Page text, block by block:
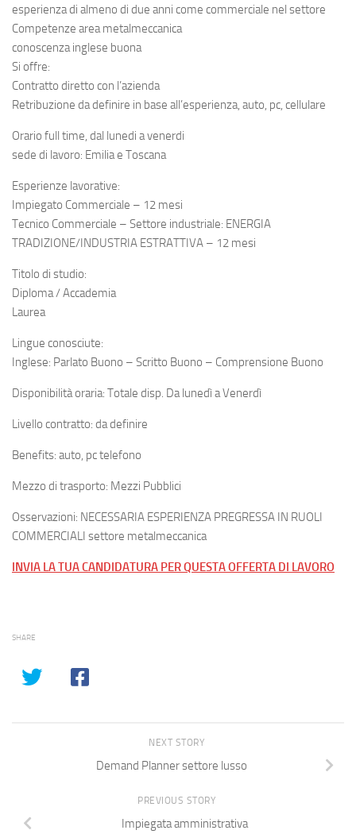
esperienza di almeno di due anni come commerciale nel settore
Competenze area metalmeccanica
conoscenza inglese buona
Si offre:
Contratto diretto con l’azienda
Retribuzione da definire in base all’esperienza, auto, pc, cellulare
Orario full time, dal lunedi a venerdi
sede di lavoro: Emilia e Toscana
Esperienze lavorative:
Impiegato Commerciale – 12 mesi
Tecnico Commerciale – Settore industriale: ENERGIA
TRADIZIONE/INDUSTRIA ESTRATTIVA – 12 mesi
Titolo di studio:
Diploma / Accademia
Laurea
Lingue conosciute:
Inglese: Parlato Buono – Scritto Buono – Comprensione Buono
Disponibilità oraria: Totale disp. Da lunedì a Venerdì
Livello contratto: da definire
Benefits: auto, pc telefono
Mezzo di trasporto: Mezzi Pubblici
Osservazioni: NECESSARIA ESPERIENZA PREGRESSA IN RUOLI
COMMERCIALI settore metalmeccanica
INVIA LA TUA CANDIDATURA PER QUESTA OFFERTA DI LAVORO
SHARE
NEXT STORY
Demand Planner settore lusso
PREVIOUS STORY
Impiegata amministrativa